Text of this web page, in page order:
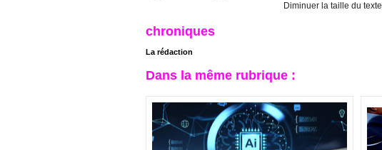
Diminuer la taille du texte
chroniques
La rédaction
Dans la même rubrique :